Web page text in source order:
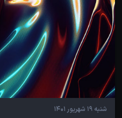
شنبه 19 شهریور 1401